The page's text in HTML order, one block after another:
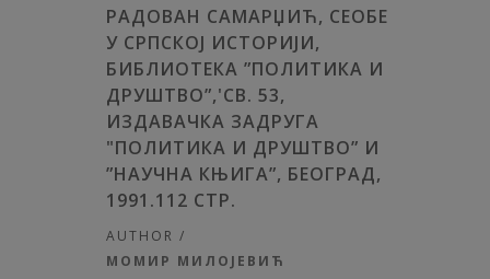
РАДОВАН САМАРЏИЋ, СЕОБЕ
У СРПСКОЈ ИСТОРИЈИ,
БИБЛИОТЕКА ”ПОЛИТИКА И
ДРУШТВО”,'СВ. 53,
ИЗДАВАЧКА ЗАДРУГА
"ПОЛИТИКА И ДРУШТВО” И
”НАУЧНА КЊИГА”, БЕОГРАД,
1991.112 СТР.
AUTHOR /
МОМИР МИЛОЈЕВИЋ